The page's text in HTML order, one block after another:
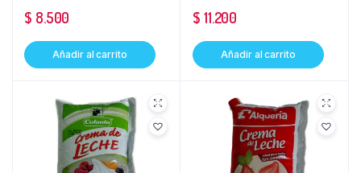
$ 8.500
Añadir al carrito
$ 11.200
Añadir al carrito